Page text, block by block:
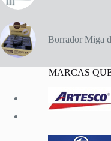
Borrador Miga
MARCAS